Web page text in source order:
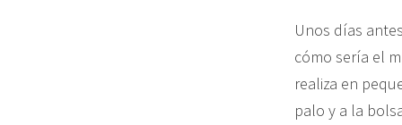
Unos días
cómo sería el
realiza en
palo y a la